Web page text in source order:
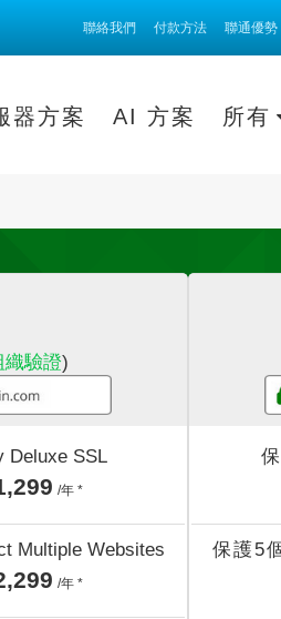
聯絡我們 付款方法 聯通優勢
器方案 AI 方案 所有
織驗證)
Deluxe SSL
/年 *
Multiple Websites
/年 *
保護5